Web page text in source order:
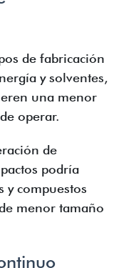
de fabricación
y solventes,
una menor
operar.
de
podría
y compuestos
menor tamaño